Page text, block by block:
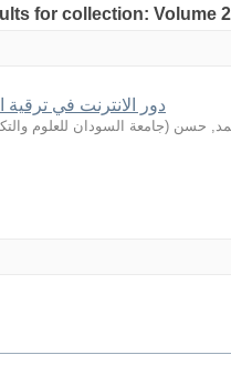
for collection: Volume
دور الانترنت في ترقية
حسن (جامعة السودان للعلوم